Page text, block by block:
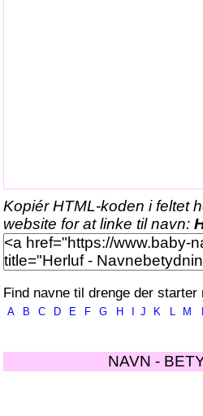
Kopiér HTML-koden i feltet
website for at linke til navn:
Find navne til drenge der starter
A B C D E F G H J K L M
NAVN -